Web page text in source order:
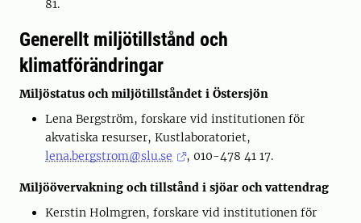
81.
Generellt miljötillstånd och
klimatförändringar
Miljöstatus och miljötillståndet i Östersjön
Lena Bergström, forskare vid institutionen för
akvatiska resurser, Kustlaboratoriet,
lena.bergstrom@slu.se
, 010-478 41 17.
Miljöövervakning och tillstånd i sjöar och vattendrag
Kerstin Holmgren, forskare vid institutionen för